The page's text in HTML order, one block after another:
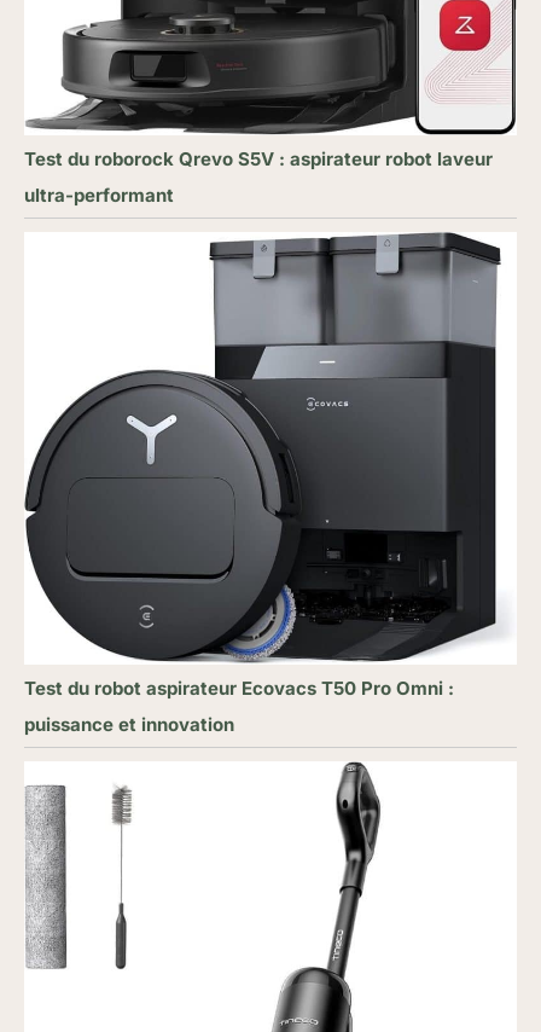
Test du roborock Qrevo S5V : aspirateur robot laveur
ultra-performant
Test du robot aspirateur Ecovacs T50 Pro Omni :
puissance et innovation